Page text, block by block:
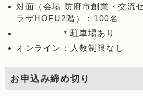
対面（会場 防府市創業・交流
ラザHOFU2階）：100名
＊駐車場あり
オンライン：人数制限なし
お申込み締め切り